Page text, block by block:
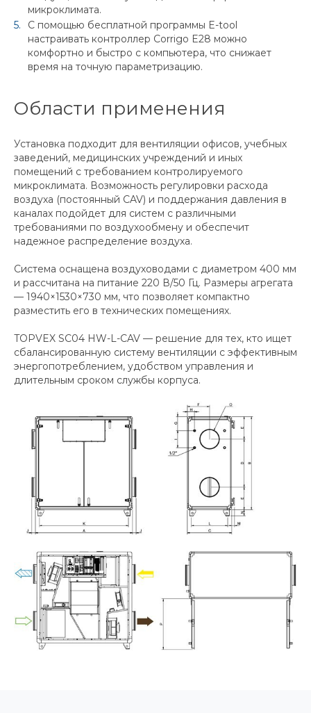
микроклимата.
С помощью бесплатной программы E-tool
настраивать контроллер Corrigo E28 можно
комфортно и быстро с компьютера, что снижает
время на точную параметризацию.
Области применения
Установка подходит для вентиляции офисов, учебных
заведений, медицинских учреждений и иных
помещений с требованием контролируемого
микроклимата. Возможность регулировки расхода
воздуха (постоянный CAV) и поддержания давления в
каналах подойдет для систем с различными
требованиями по воздухообмену и обеспечит
надежное распределение воздуха.
Система оснащена воздуховодами с диаметром 400 мм
и рассчитана на питание 220 В/50 Гц. Размеры агрегата
— 1940×1530×730 мм, что позволяет компактно
разместить его в технических помещениях.
TOPVEX SC04 HW-L-CAV — решение для тех, кто ищет
сбалансированную систему вентиляции с эффективным
энергопотреблением, удобством управления и
длительным сроком службы корпуса.